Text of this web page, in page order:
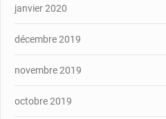
janvier 2020
décembre 2019
novembre 2019
octobre 2019